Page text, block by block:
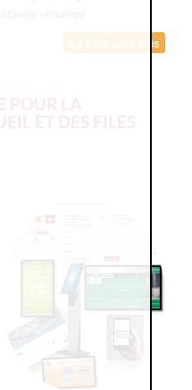
En savoir plus
POUR LA
ET DES FILES